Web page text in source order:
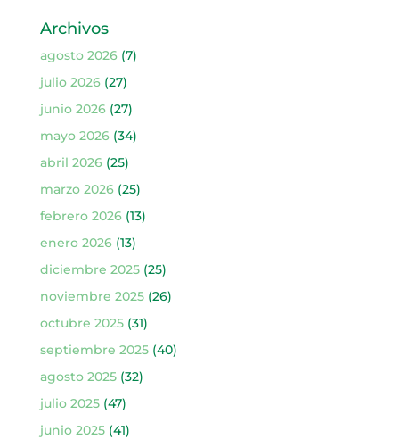
Archivos
agosto 2026(7)
julio 2026(27)
junio 2026(27)
mayo 2026(34)
abril 2026(25)
marzo 2026(25)
febrero 2026(13)
enero 2026(13)
diciembre 2025(25)
noviembre 2025(26)
octubre 2025(31)
septiembre 2025(40)
agosto 2025(32)
julio 2025(47)
junio 2025(41)